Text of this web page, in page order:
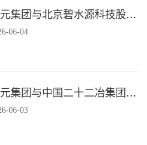
华元集团与北京碧水源科技股份有限公司签署战略合作协议
-06-04
华元集团与中国二十二冶集团有限公司装配式建筑分公司签署战略合作协议
-06-03